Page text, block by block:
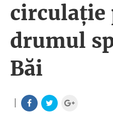
circulație
drumul
Băi
|